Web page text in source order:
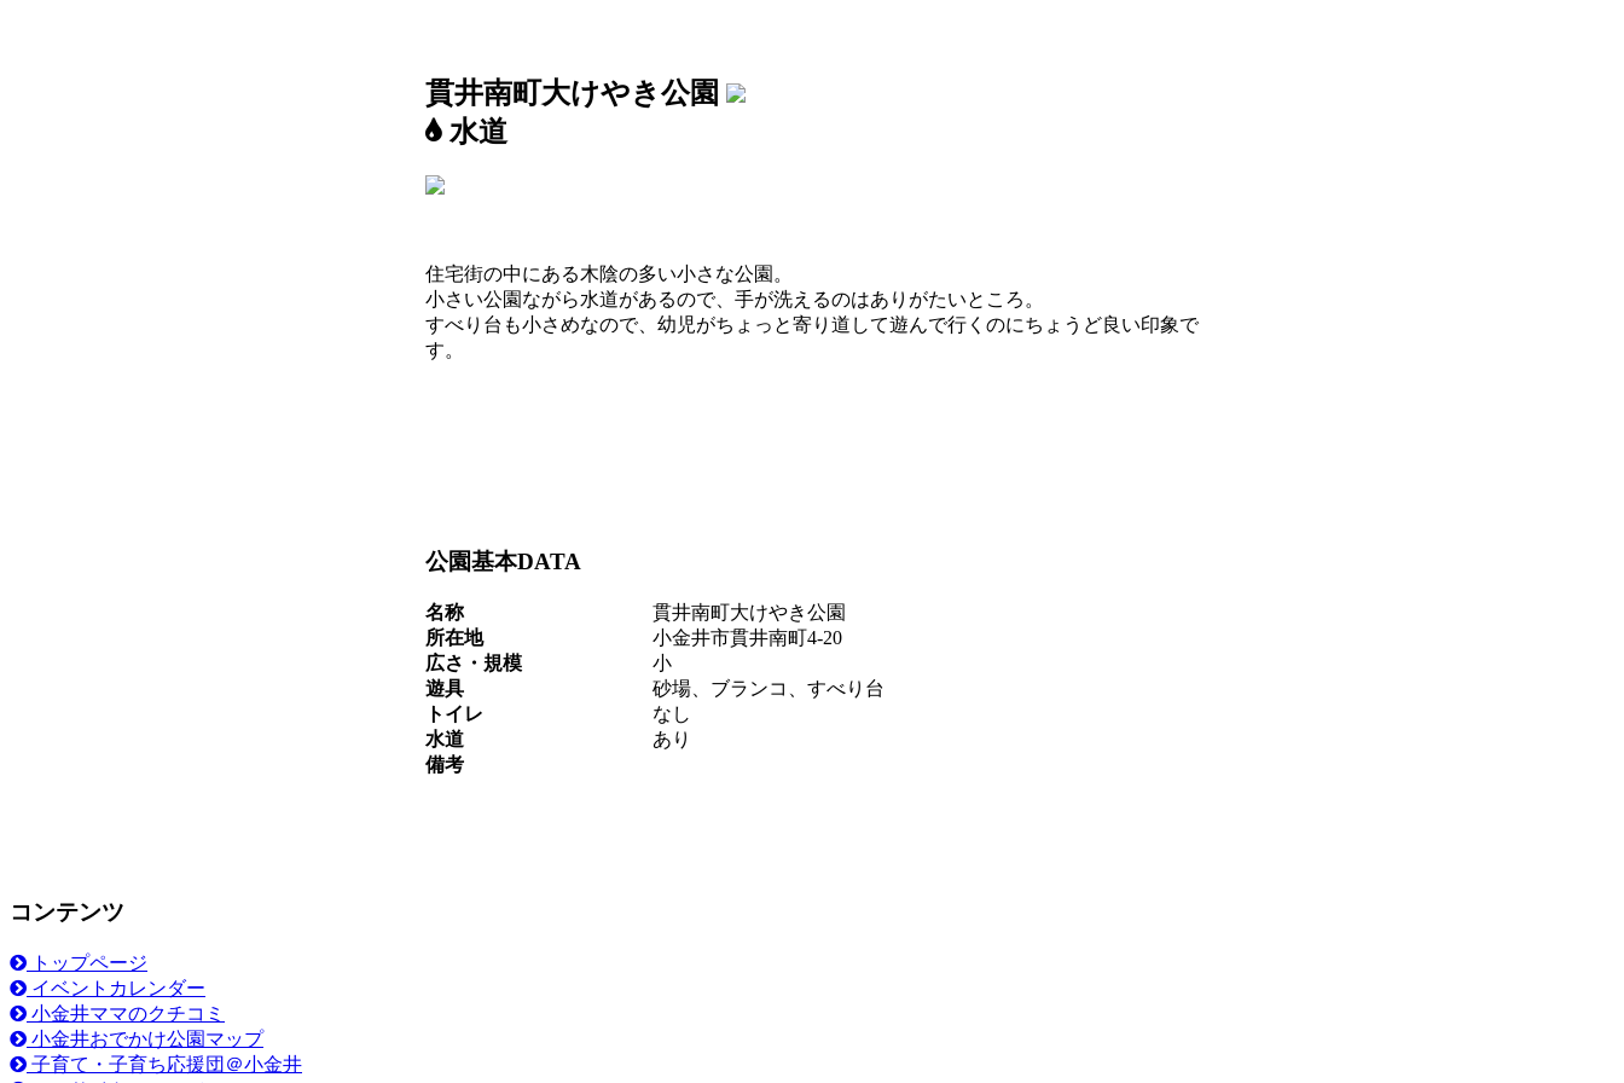
貫井南町大けやき公園
水道
住宅街の中にある木陰の多い小さな公園。
小さい公園ながら水道があるので、手が洗えるのはありがたいところ。
すべり台も小さめなので、幼児がちょっと寄り道して遊んで行くのにちょうど良い印象で
す。
公園基本DATA
名称
貫井南町大けやき公園
所在地
小金井市貫井南町4-20
広さ・規模
小
遊具
砂場、ブランコ、すべり台
トイレ
なし
水道
あり
備考
コンテンツ
トップページ
イベントカレンダー
小金井ママのクチコミ
小金井おでかけ公園マップ
子育て・子育ち応援団＠小金井